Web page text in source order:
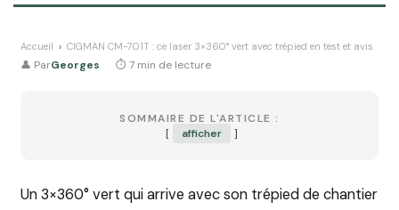
Accueil › CIGMAN CM-701T : ce laser 3×360° vert avec trépied en test et avis
👤 ParGeorges · ⏱ 7 min de lecture
SOMMAIRE DE L'ARTICLE :
afficher
Un 3×360° vert qui arrive avec son trépied de chantier